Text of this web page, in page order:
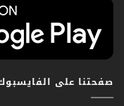
صفحتنا على